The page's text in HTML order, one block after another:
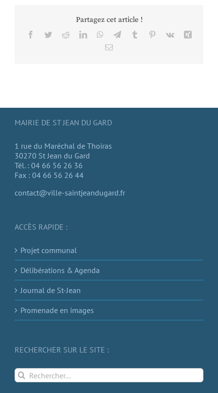
Partagez cet article !
Facebook
TwitterRedditLinkedInWhatsApp
TelegramTumblr Pinterest
Vk
Email
MAIRIE DE ST JEAN DU GARD
1 rue du Maréchal de Thoiras
30270 St Jean du Gard
Tél. : 04 66 56 26 36
Fax : 04 66 56 26 44
contact@ville-saintjeandugard.fr
ACCÈS RAPIDE :
Projet communal
Délibérations & Agenda
Journal de St-Jean
Promenade en images
RECHERCHER SUR LE SITE :
Rechercher: